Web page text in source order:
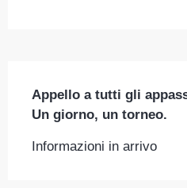
Appello a tutti gli
Un giorno, un torneo.
Informazioni in arrivo